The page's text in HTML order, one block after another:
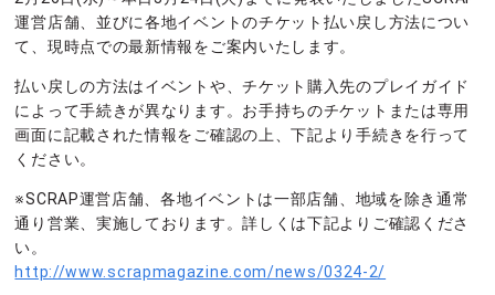
運営店舗、並びに各地イベントのチケット払い戻し方法につい
て、現時点での最新情報をご案内いたします。
払い戻しの方法はイベントや、チケット購入先のプレイガイド
によって手続きが異なります。お手持ちのチケットまたは専用
画面に記載された情報をご確認の上、下記より手続きを行って
ください。
※SCRAP運営店舗、各地イベントは一部店舗、地域を除き通常
通り営業、実施しております。詳しくは下記よりご確認くださ
い。
http://www.scrapmagazine.com/news/0324-2/